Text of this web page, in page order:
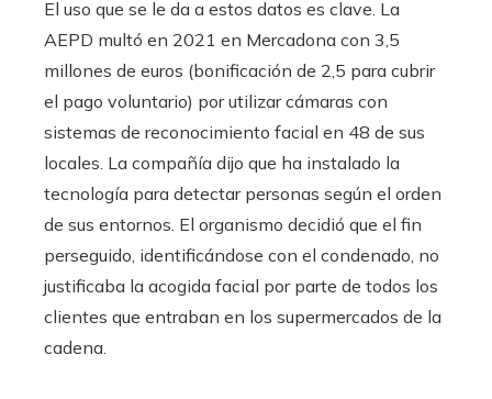
El uso que se le da a estos datos es clave. La
AEPD multó en 2021 en Mercadona con 3,5
millones de euros (bonificación de 2,5 para cubrir
el pago voluntario) por utilizar cámaras con
sistemas de reconocimiento facial en 48 de sus
locales. La compañía dijo que ha instalado la
tecnología para detectar personas según el orden
de sus entornos. El organismo decidió que el fin
perseguido, identificándose con el condenado, no
justificaba la acogida facial por parte de todos los
clientes que entraban en los supermercados de la
cadena.